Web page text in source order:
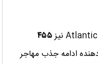
۴۵۵
ادامه جذب مهاجر